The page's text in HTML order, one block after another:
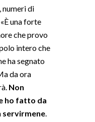
numeri di
una forte
che provo
intero che
ha segnato
da ora
Non
ho fatto da
servirmene.